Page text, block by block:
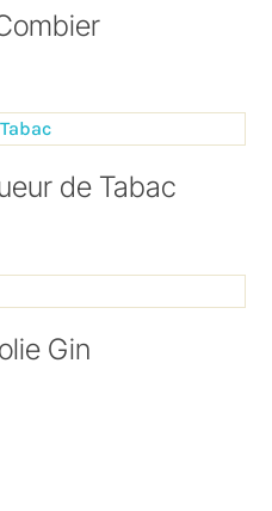
de Tabac
Gin